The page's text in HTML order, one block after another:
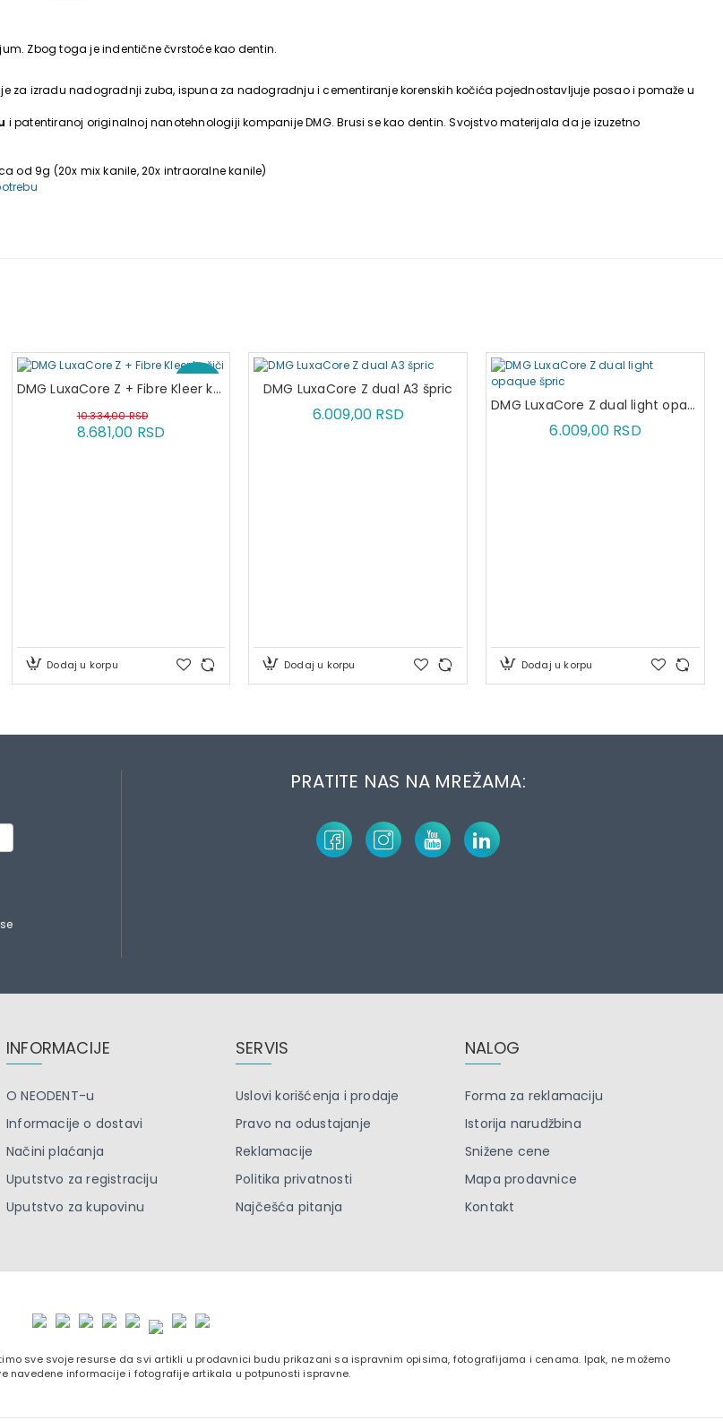
Zbog toga je indentične čvrstoće kao dentin.
izradu nadogradnji zuba, ispuna za nadogradnju i cementiranje korenskih kočića pojednostavljuje posao i pomaže u
i patentiranoj originalnoj nanotehnologiji kompanije DMG. Brusi se kao dentin. Svojstvo materijala da je izuzetno
od 9g (20x mix kanile, 20x intraoralne kanile)
-16 % DMG LuxaCore Z + Fibre Kleer kočiči
8.681,00 RSD
10.334,00 RSD
Dodaj u korpu
DMG LuxaCore Z dual A3 špric
6.009,00 RSD
Dodaj u korpu
DMG LuxaCore Z dual light opaque špric
6.009,00 RSD
Dodaj u korpu
PRATITE NAS NA MREŽAMA:
INFORMACIJE
O NEODENT-u
Informacije o dostavi
Načini plaćanja
Uputstvo za registraciju
Uputstvo za kupovinu
SERVIS
Uslovi korišćenja i prodaje
Pravo na odustajanje
Reklamacije
Politika privatnosti
Najčešća pitanja
NALOG
Forma za reklamaciju
Istorija narudžbina
Snižene cene
Mapa prodavnice
Kontakt
sve svoje resurse da svi artikli u prodavnici budu prikazani sa ispravnim opisima, fotografijama i cenama. Ipak, ne možemo
navedene informacije i fotografije artikala u potpunosti ispravne.